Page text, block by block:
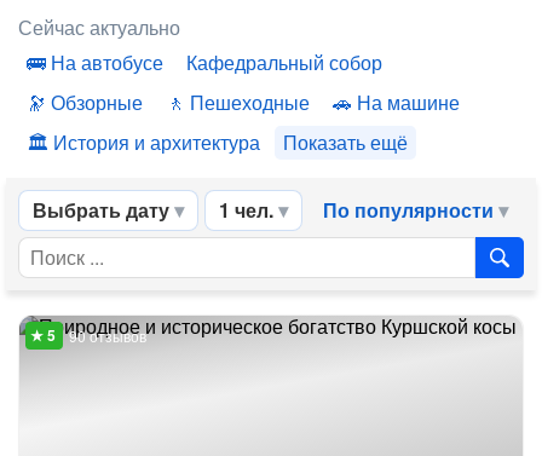
Сейчас актуально
На автобусе
Кафедральный собор
Обзорные
Пешеходные
На машине
История и архитектура
Показать ещё
Выбрать дату 1 чел. По популярности
90 отзывов